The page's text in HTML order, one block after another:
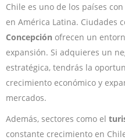
Chile es uno de los países
en América Latina. Ciudades
Concepción ofrecen un
expansión. Si adquieres un
estratégica, tendrás la
crecimiento económico y
mercados.
Además, sectores como el
constante crecimiento en